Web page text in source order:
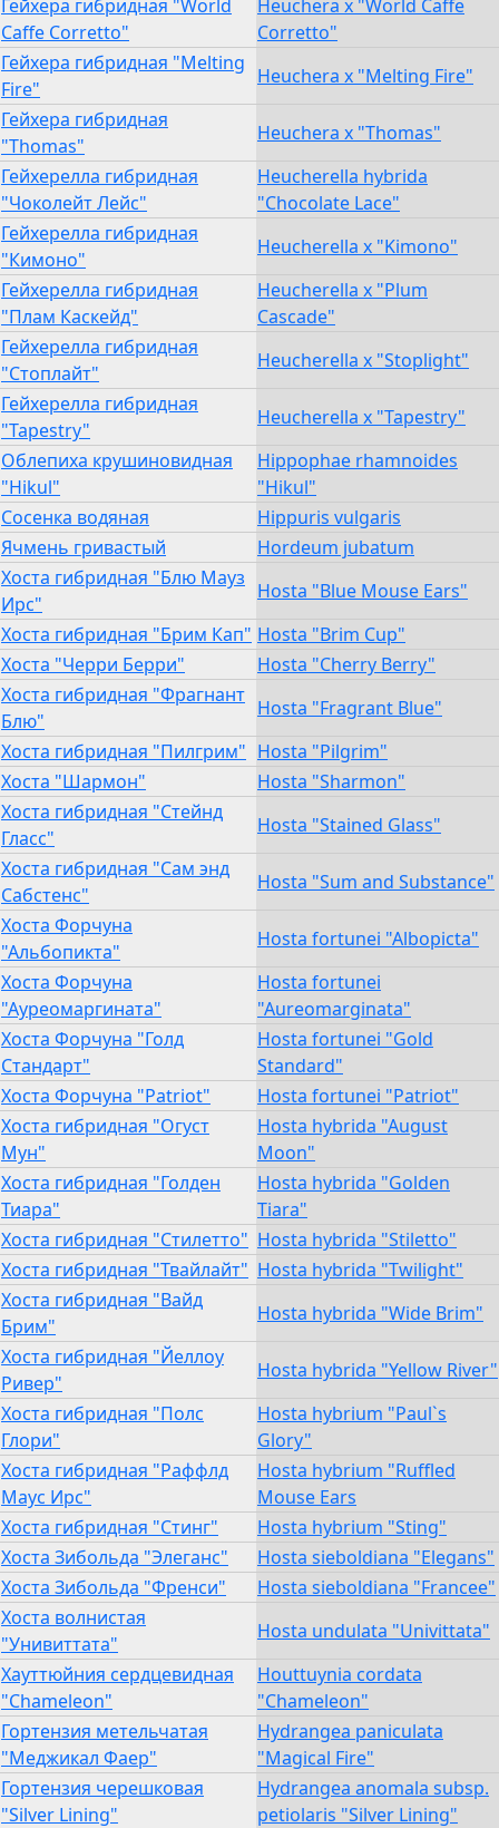
Гейхера гибридная "World
Caffe Corretto"
Heuchera x "World Caffe
Corretto"
Гейхера гибридная "Melting
Fire"
Heuchera х "Melting Fire"
Гейхера гибридная
"Thomas"
Heuchera х "Thomas"
Гейхерелла гибридная
"Чоколейт Лейс"
Heucherella hybrida
"Chocolate Lace"
Гейхерелла гибридная
"Кимоно"
Heucherella x "Kimono"
Гейхерелла гибридная
"Плам Каскейд"
Heucherella x "Plum
Cascade"
Гейхерелла гибридная
"Стоплайт"
Heucherella x "Stoplight"
Гейхерелла гибридная
"Tapestry"
Heucherella x "Tapestry"
Облепиха крушиновидная
"Hikul"
Hippophae rhamnoides
"Hikul"
Сосенка водяная
Hippuris vulgaris
Ячмень гривастый
Hordeum jubatum
Хоста гибридная "Блю Мауз
Ирс"
Hosta "Blue Mouse Ears"
Хоста гибридная "Брим Кап" Hosta "Brim Cup"
Хоста "Черри Берри"
Hosta "Cherry Berry"
Хоста гибридная "Фрагнант
Блю"
Hosta "Fragrant Blue"
Хоста гибридная "Пилгрим" Hosta "Pilgrim"
Хоста "Шармон"
Hosta "Sharmon"
Хоста гибридная "Стейнд
Гласс"
Hosta "Stained Glass"
Хоста гибридная "Сам энд
Сабстенс"
Hosta "Sum and Substance"
Хоста Форчуна
"Альбопикта"
Hosta fortunei "Albopicta"
Хоста Форчуна
"Ауреомаргината"
Hosta fortunei
"Aureomarginata"
Хоста Форчуна "Голд
Стандарт"
Hosta fortunei "Gold
Standard"
Хоста Форчуна "Patriot"
Hosta fortunei "Patriot"
Хоста гибридная "Огуст
Мун"
Hosta hybrida "August
Moon"
Хоста гибридная "Голден
Тиара"
Hosta hybrida "Golden
Tiara"
Хоста гибридная "Стилетто" Hosta hybrida "Stiletto"
Хоста гибридная "Твайлайт" Hosta hybrida "Twilight"
Хоста гибридная "Вайд
Брим"
Hosta hybrida "Wide Brim"
Хоста гибридная "Йеллоу
Ривер"
Hosta hybrida "Yellow River"
Хоста гибридная "Полс
Глори"
Hosta hybrium "Paul`s
Glory"
Хоста гибридная "Раффлд
Маус Ирс"
Hosta hybrium "Ruffled
Mouse Ears
Хоста гибридная "Стинг"
Hosta hybrium "Sting"
Хоста Зибольда "Элеганс"
Hosta sieboldiana "Elegans"
Хоста Зибольда "Френси"
Hosta sieboldiana "Francee"
Хоста волнистая
"Унивиттата"
Hosta undulata "Univittata"
Хауттюйния сердцевидная
"Chameleon"
Houttuynia cordata
"Chameleon"
Гортензия метельчатая
"Меджикал Фаер"
Hydrangea paniculata
"Magical Fire"
Гортензия черешковая
"Silver Lining"
Hydrangea anomala subsp.
petiolaris "Silver Lining"